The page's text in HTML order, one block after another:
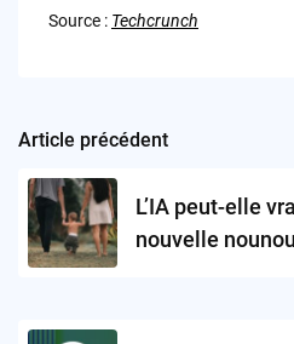
Source : Techcrunch
Post
navigation
Article précédent
L’IA peut-elle
nouvelle